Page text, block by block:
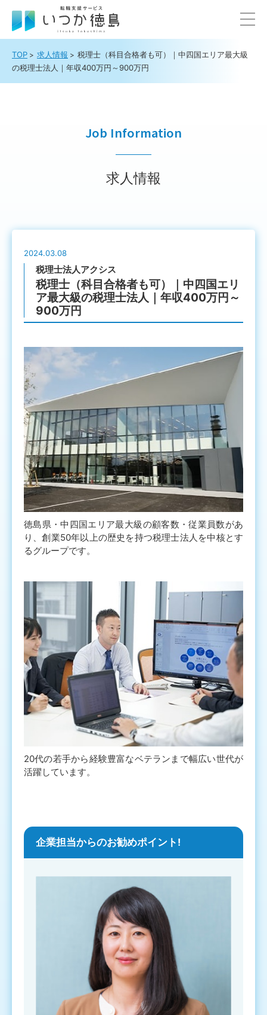
TOP 求人情報
税理士（科目合格者も可）｜中四国エリア最大級
の税理士法人｜年収400万円～900万円
Job Information
求人情報
2024.03.08
税理士法人アクシス
税理士（科目合格者も可）｜中四国エリ
ア最大級の税理士法人｜年収400万円～
900万円
徳島県・中四国エリア最大級の顧客数・従業員数があ
り、創業50年以上の歴史を持つ税理士法人を中核とす
るグループです。
20代の若手から経験豊富なベテランまで幅広い世代が
活躍しています。
企業担当からのお勧めポイント!